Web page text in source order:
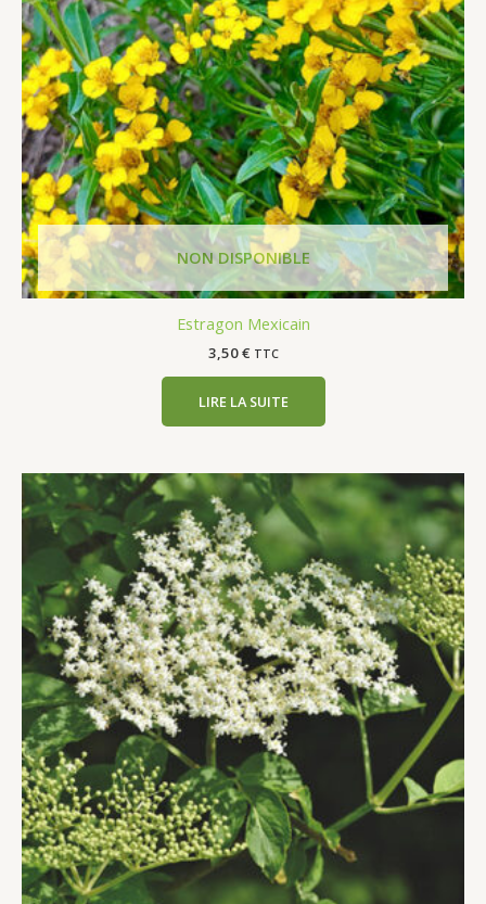
Estragon Mexicain
3,50€ TTC
LIRE LA SUITE